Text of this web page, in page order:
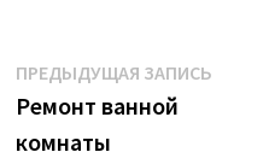
Навигация
по
ПРЕДЫДУЩАЯ ЗАПИСЬ
Ремонт ванной
комнаты